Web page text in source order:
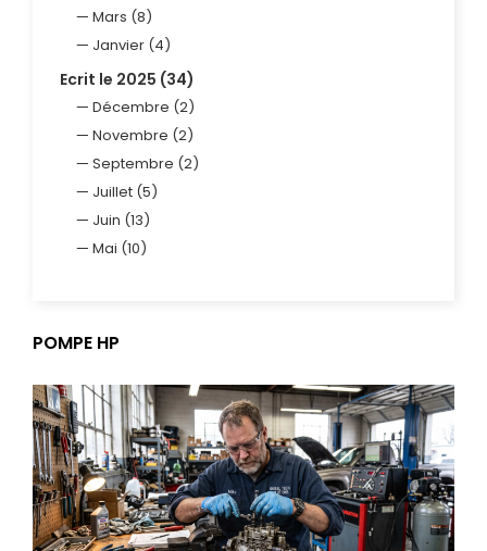
Mars (8)
Janvier (4)
Ecrit le 2025 (34)
Décembre (2)
Novembre (2)
Septembre (2)
Juillet (5)
Juin (13)
Mai (10)
POMPE HP